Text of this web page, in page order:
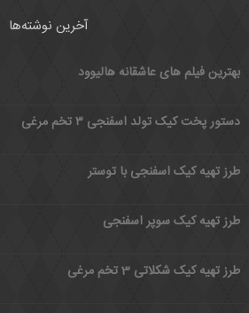
آخرین نوشته‌ها
بهترین فیلم های عاشقانه هالیوود
دستور پخت کیک تولد اسفنجی ۳ تخم مرغی
طرز تهیه کیک اسفنجی با توستر
طرز تهیه کیک سوپر اسفنجی
طرز تهیه کیک شکلاتی 3 تخم مرغی